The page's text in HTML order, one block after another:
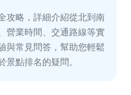
攻略，詳細介紹從北到南
營業時間、交通路線等實
與常見問答，幫助您輕鬆
景點排名的疑問。